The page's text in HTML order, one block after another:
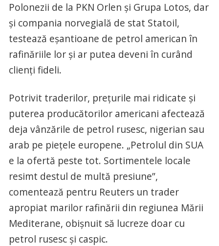
Polonezii de la PKN Orlen şi Grupa Lotos, dar
şi compania norvegială de stat Statoil,
testează eşantioane de petrol american în
rafinăriile lor şi ar putea deveni în curând
clienţi fideli.
Potrivit traderilor, preţurile mai ridicate şi
puterea producătorilor americani afectează
deja vânzările de petrol rusesc, nigerian sau
arab pe pieţele europene. „Petrolul din SUA
e la ofertă peste tot. Sortimentele locale
resimt destul de multă presiune”,
comentează pentru Reuters un trader
apropiat marilor rafinării din regiunea Mării
Mediterane, obişnuit să lucreze doar cu
petrol rusesc şi caspic.